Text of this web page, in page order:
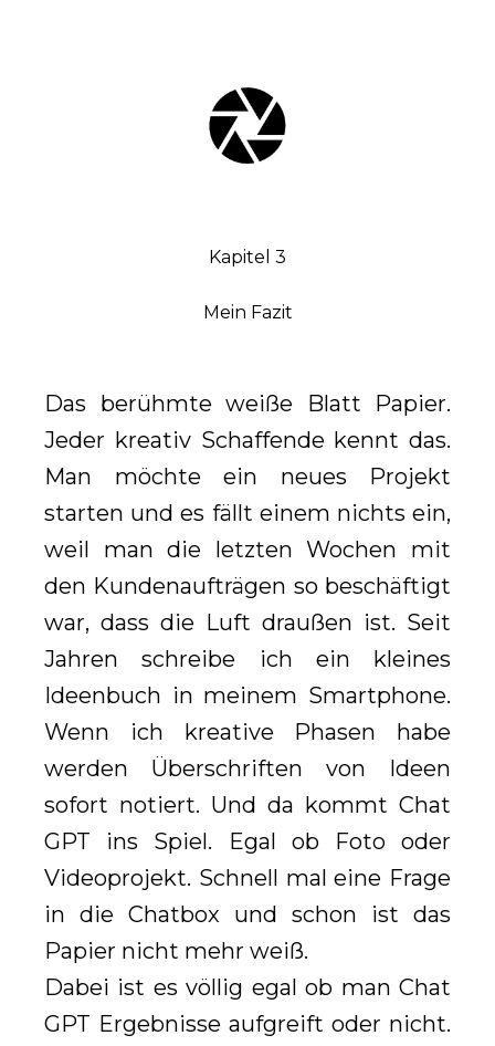
Kapitel 3
Mein Fazit
Das berühmte weiße Blatt Papier.
Jeder kreativ Schaffende kennt das.
Man möchte ein neues Projekt
starten und es fällt einem nichts ein,
weil man die letzten Wochen mit
den Kundenaufträgen so beschäftigt
war, dass die Luft draußen ist. Seit
Jahren schreibe ich ein kleines
Ideenbuch in meinem Smartphone.
Wenn ich kreative Phasen habe
werden Überschriften von Ideen
sofort notiert. Und da kommt Chat
GPT ins Spiel. Egal ob Foto oder
Videoprojekt. Schnell mal eine Frage
in die Chatbox und schon ist das
Papier nicht mehr weiß.
Dabei ist es völlig egal ob man Chat
GPT Ergebnisse aufgreift oder nicht.